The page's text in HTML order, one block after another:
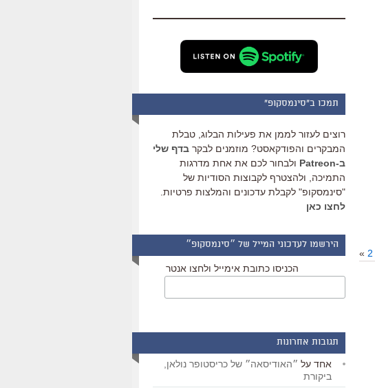
»
שמע.
תמכו ב"סינמסקופ"
רוצים לעזור לממן את פעילות הבלוג, טבלת
המבקרים והפודקאסט? מוזמנים לבקר בדף שלי
ב-Patreon
ולבחור לכם את אחת מדרגות
התמיכה, ולהצטרף לקבוצות הסודיות של
"סינמסקופ" לקבלת עדכונים והמלצות פרטיות.
לחצו כאן
הירשמו לעדכוני המייל של ״סינמסקופ״
הכניסו כתובת אימייל ולחצו אנטר
תגובות אחרונות
אחד על ״האודיסאה״ של כריסטופר נולאן,
ביקורת